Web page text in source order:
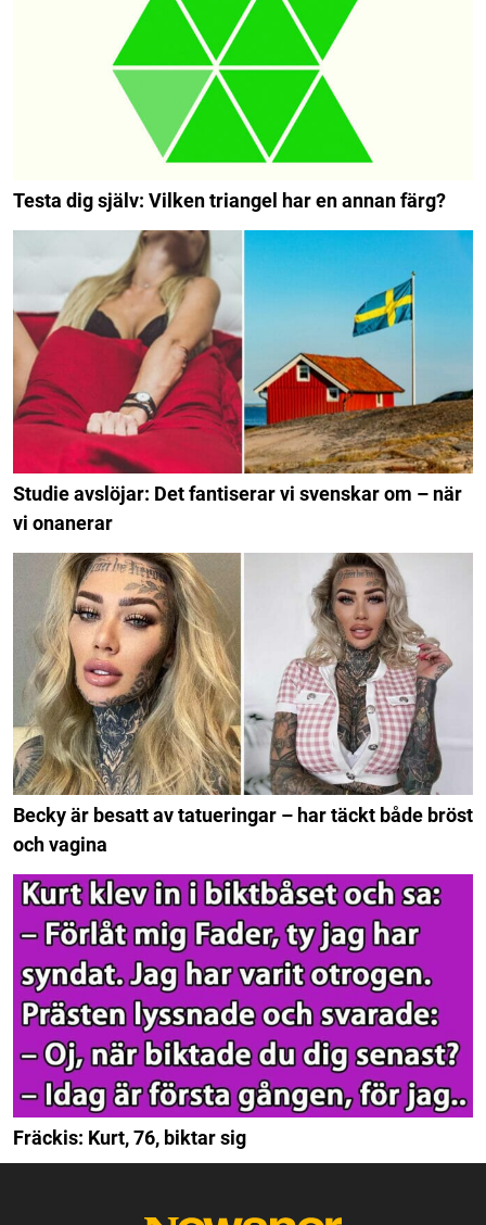
Testa dig själv: Vilken triangel har en annan färg?
Studie avslöjar: Det fantiserar vi svenskar om – när
vi onanerar
Becky är besatt av tatueringar – har täckt både bröst
och vagina
Fräckis: Kurt, 76, biktar sig